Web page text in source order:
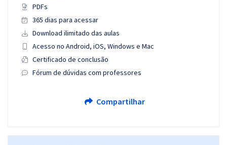
PDFs
365 dias para acessar
Download ilimitado das aulas
Acesso no Android, iOS, Windows e Mac
Certificado de conclusão
Fórum de dúvidas com professores
Compartilhar